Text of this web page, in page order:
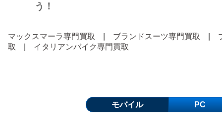
う！
マックスマーラ専門買取 ブランドスーツ専門買取
取
イタリアンバイク専門買取
モバイル PC